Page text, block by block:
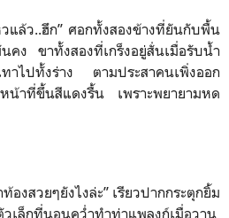
แล้ว..ฮึก” ศอกทั้งสองข้างที่ยันกับพื้น
ง ขาทั้งสองที่เกร็งอยู่สั่นเมื่อรับน้ำ
ทาไปทั้งร่าง ตามประสาคนเพิ่งออก
หน้าที่ขึ้นสีแดงรื้น เพราะพยายามหด
องสวยๆยังไงล่ะ”เรียวปากกระตุกยิ้ม
เล็กที่นอนคว่ำทำท่าแพลงก์เมื่อวาน